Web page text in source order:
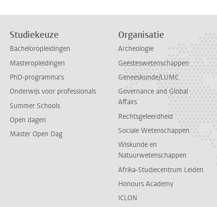
Studiekeuze
Bacheloropleidingen
Masteropleidingen
PhD-programma's
Onderwijs voor professionals
Summer Schools
Open dagen
Master Open Dag
Organisatie
Archeologie
Geesteswetenschappen
Geneeskunde/LUMC
Governance and Global
Affairs
Rechtsgeleerdheid
Sociale Wetenschappen
Wiskunde en
Natuurwetenschappen
Afrika-Studiecentrum Leiden
Honours Academy
ICLON